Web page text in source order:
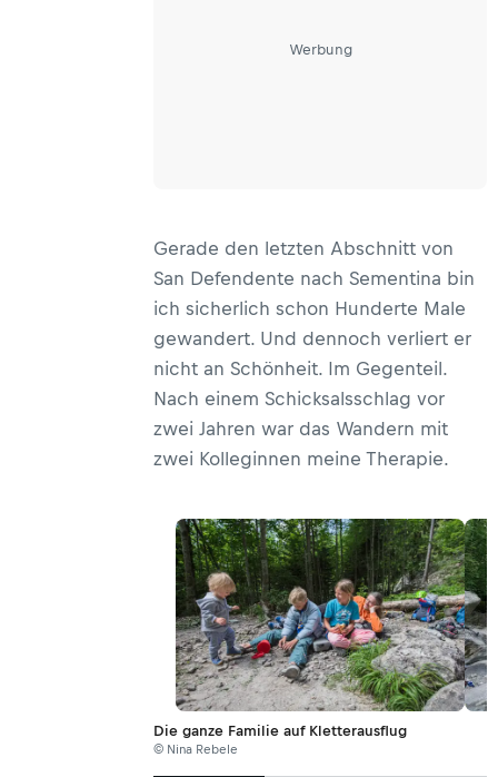
Werbung
Gerade den letzten Abschnitt von
San Defendente nach Sementina bin
ich sicherlich schon Hunderte Male
gewandert. Und dennoch verliert er
nicht an Schönheit. Im Gegenteil.
Nach einem Schicksalsschlag vor
zwei Jahren war das Wandern mit
zwei Kolleginnen meine Therapie.
Die ganze Familie auf Kletterausflug
© Nina Rebele